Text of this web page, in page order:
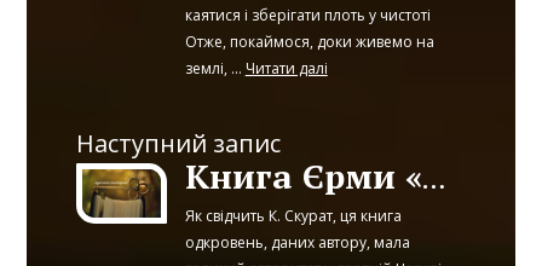
каятися і зберігати плоть у чистоті
Отже, покаймося, доки живемо на
землі, ... Читати далі
Наступний запис
Книга Єрми «Пастир», її значення
Як свідчить К. Скурат, ця книга
одкровень, даних автору, мала